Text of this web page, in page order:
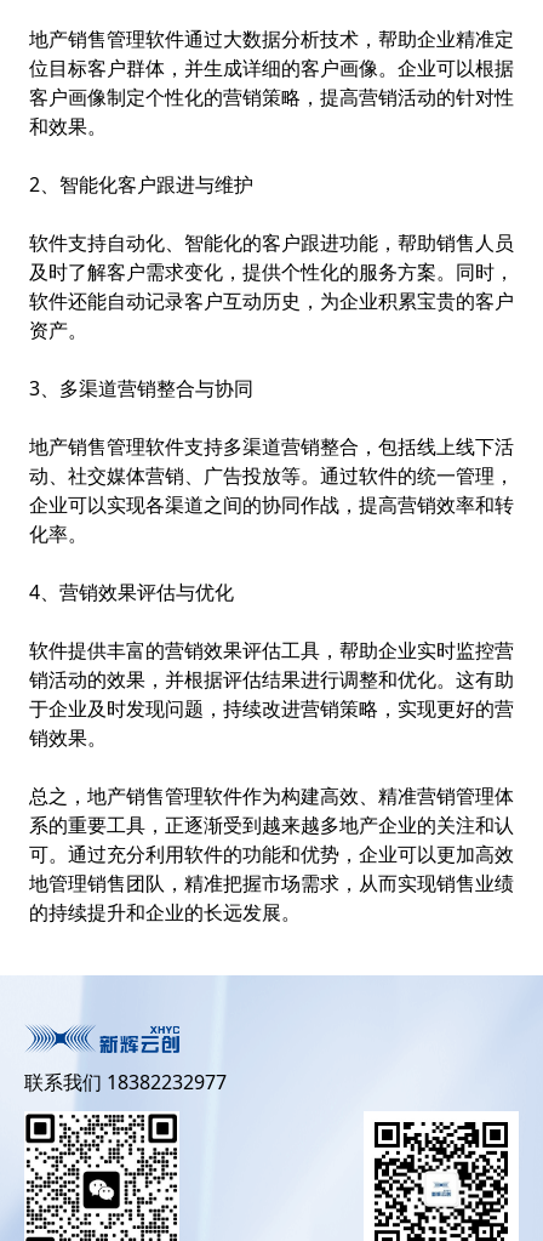
地产销售管理软件通过大数据分析技术，帮助企业精准定
位目标客户群体，并生成详细的客户画像。企业可以根据
客户画像制定个性化的营销策略，提高营销活动的针对性
和效果。
2、智能化客户跟进与维护
软件支持自动化、智能化的客户跟进功能，帮助销售人员
及时了解客户需求变化，提供个性化的服务方案。同时，
软件还能自动记录客户互动历史，为企业积累宝贵的客户
资产。
3、多渠道营销整合与协同
地产销售管理软件支持多渠道营销整合，包括线上线下活
动、社交媒体营销、广告投放等。通过软件的统一管理，
企业可以实现各渠道之间的协同作战，提高营销效率和转
化率。
4、营销效果评估与优化
软件提供丰富的营销效果评估工具，帮助企业实时监控营
销活动的效果，并根据评估结果进行调整和优化。这有助
于企业及时发现问题，持续改进营销策略，实现更好的营
销效果。
总之，地产销售管理软件作为构建高效、精准营销管理体
系的重要工具，正逐渐受到越来越多地产企业的关注和认
可。通过充分利用软件的功能和优势，企业可以更加高效
地管理销售团队，精准把握市场需求，从而实现销售业绩
的持续提升和企业的长远发展。
联系我们 18382232977